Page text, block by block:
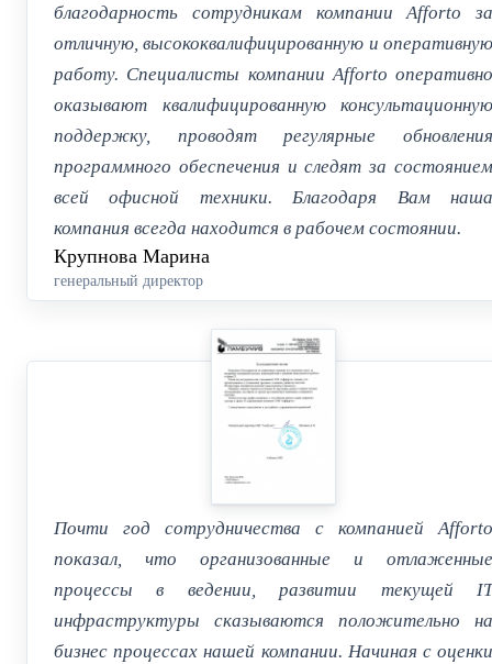
благодарность сотрудникам компании Afforto за
отличную, высококвалифицированную и оперативную
работу. Специалисты компании Afforto оперативно
оказывают квалифицированную консультационную
поддержку, проводят регулярные обновления
программного обеспечения и следят за состоянием
всей офисной техники. Благодаря Вам наша
компания всегда находится в рабочем состоянии.
Крупнова Марина
генеральный директор
Почти год сотрудничества с компанией Afforto
показал, что организованные и отлаженные
процессы в ведении, развитии текущей IT
инфраструктуры сказываются положительно на
бизнес процессах нашей компании. Начиная с оценки